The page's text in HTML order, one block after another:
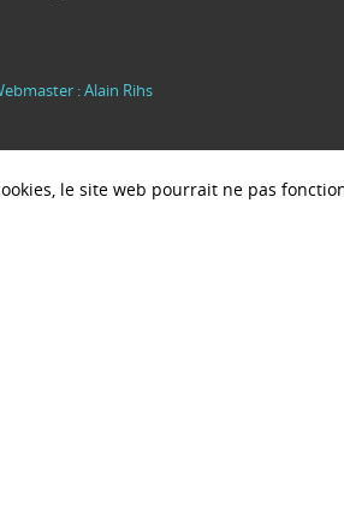
: Alain Rihs
le site web pourrait ne pas